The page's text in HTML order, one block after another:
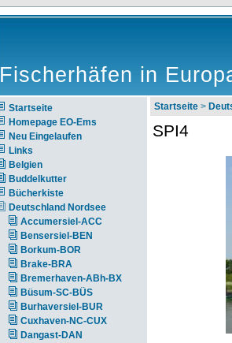
Fischerhäfen in
Startseite
Homepage EO-Ems
Neu Eingelaufen
Links
Belgien
Buddelkutter
Bücherkiste
Deutschland Nordsee
Accumersiel-ACC
Bensersiel-BEN
Borkum-BOR
Brake-BRA
Bremerhaven-ABh-BX
Büsum-SC-BÜS
Burhaversiel-BUR
Cuxhaven-NC-CUX
Dangast-DAN
Startseite >
SPI4